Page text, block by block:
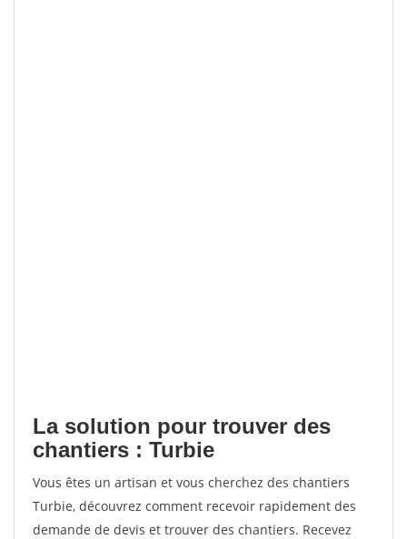
La solution pour trouver des
chantiers : Turbie
Vous êtes un artisan et vous cherchez des chantiers
Turbie, découvrez comment recevoir rapidement des
demande de devis et trouver des chantiers. Recevez